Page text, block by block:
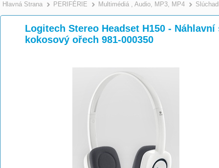
Hlavná Strana >
PERIFÉRIE >
Multimédiá , Audio, MP3, MP4
Logitech Stereo Headset H150 -
kokosový ořech 981-000350